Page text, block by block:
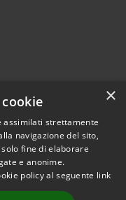
© 2026 • Comune di
×
assimilati strettamente
navigazione del sito,
fine di elaborare
e anonime.
policy al seguente link